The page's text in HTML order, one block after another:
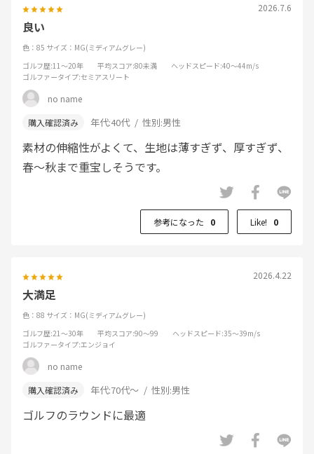
2026.7.6
良い
色：85 サイズ：MG(ミディアムグレー)
ゴルフ歴:11～20年 平均スコア:80未満 ヘッドスピード:40～44m/s
ゴルファータイプ:セミアスリート
no name
年代:40代 性別:男性
素材の伸縮性がよくて、生地は薄すぎず、厚すぎず、
春～秋まで重宝しそうです。
参考になった 0 Like! 0
2026.4.22
大満足
色：88 サイズ：MG(ミディアムグレー)
ゴルフ歴:21～30年 平均スコア:90～99 ヘッドスピード:35～39m/s
ゴルファータイプ:エンジョイ
no name
年代:70代～ 性別:男性
ゴルフのラウンドに最適